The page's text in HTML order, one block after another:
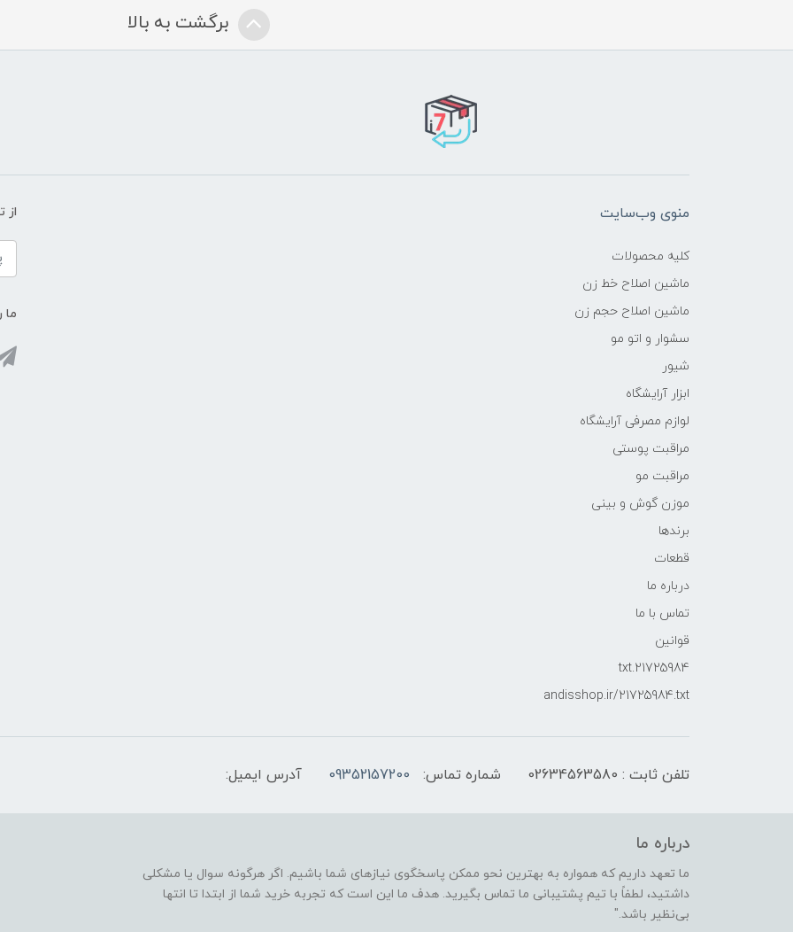
برگشت به بالا
منوی وب‌سایت
کلیه محصولات
ماشین اصلاح خط زن
ماشین اصلاح حجم زن
سشوار و اتو مو
شیور
ابزار آرایشگاه
لوازم مصرفی آرایشگاه
مراقبت پوستی
مراقبت مو
موزن گوش و بینی
برندها
قطعات
درباره ما
تماس با ما
قوانین
21725984.txt
andisshop.ir/21725984.txt
از
ما
تلفن ثابت : 02634563580 شماره تماس: 09352157200 آدرس ایمیل:
درباره ما
ما تعهد داریم که همواره به بهترین نحو ممکن پاسخگوی نیازهای شما باشیم. اگر هرگونه سوال یا مشکلی
داشتید، لطفاً با تیم پشتیبانی ما تماس بگیرید. هدف ما این است که تجربه خرید شما از ابتدا تا انتها
بی‌نظیر باشد."